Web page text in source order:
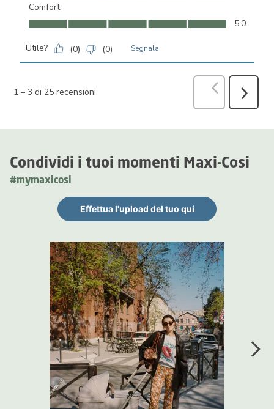
Condividi i tuoi momenti Maxi-Cosi
#mymaxicosi
Effettua l'upload del tuo qui
Carosello multimediale
Carosello con le foto dei prodotti. Usa i pulsanti previous
Comfort
Comfort, 5.0 su 5
5.0
Utile? (0) (0) Segnala
1 – 3 di 25 recensioni Precedente